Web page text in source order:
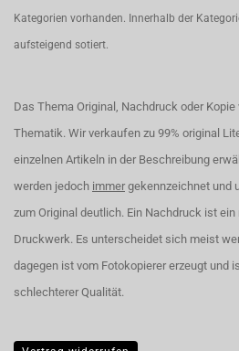
Kategorien vorhanden. Innerhalb der
aufsteigend sotiert.
Das Thema Original, Nachdruck oder
Thematik. Wir verkaufen zu 99% original
einzelnen Artikeln in der Beschreibung
werden jedoch immer gekennzeichnet und
zum Original deutlich. Ein Nachdruck ist
Druckwerk. Es unterscheidet sich meist
dagegen ist vom Fotokopierer erzeugt und
schlechterer Qualität.